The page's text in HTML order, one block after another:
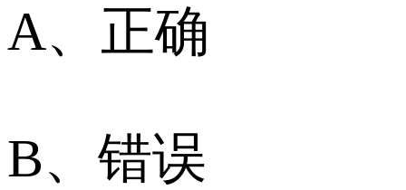
A、正确
B、错误